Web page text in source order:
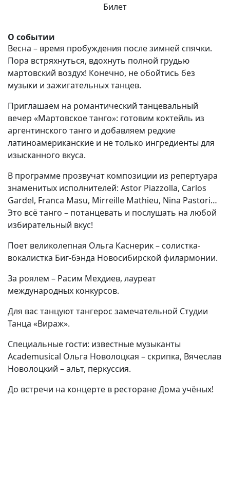
Билет
О событии
Весна – время пробуждения после зимней спячки.
Пора встряхнуться, вдохнуть полной грудью
мартовский воздух! Конечно, не обойтись без
музыки и зажигательных танцев.
Приглашаем на романтический танцевальный
вечер «Мартовское танго»: готовим коктейль из
аргентинского танго и добавляем редкие
латиноамериканские и не только ингредиенты для
изысканного вкуса.
В программе прозвучат композиции из репертуара
знаменитых исполнителей: Astor Piazzolla, Carlos
Gardel, Franca Masu, Mirreille Mathieu, Nina Pastori…
Это всё танго – потанцевать и послушать на любой
избирательный вкус!
Поет великолепная Ольга Каснерик – солистка-
вокалистка Биг-бэнда Новосибирской филармонии.
За роялем – Расим Мехдиев, лауреат
международных конкурсов.
Для вас танцуют тангерос замечательной Студии
Танца «Вираж».
Специальные гости: известные музыканты
Academusical Ольга Новолоцкая – скрипка, Вячеслав
Новолоцкий – альт, перкуссия.
До встречи на концерте в ресторане Дома учёных!